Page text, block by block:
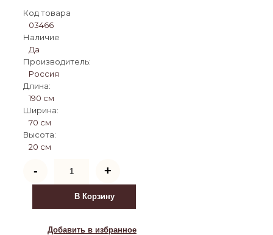
Код товара
03466
Наличие
Да
Производитель:
Россия
Длина:
190 см
Ширина:
70 см
Высота:
20 см
-
товара
Матрас
мидл-
+
В Корзину
Добавить в избранное